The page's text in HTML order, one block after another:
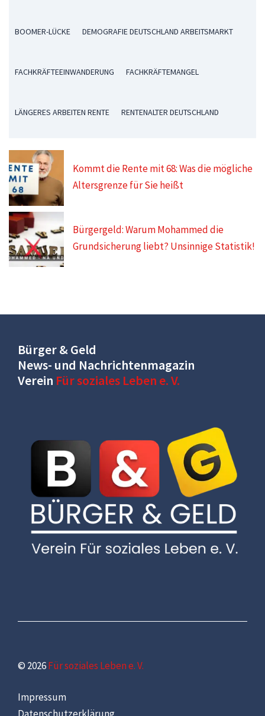
BOOMER-LÜCKE DEMOGRAFIE DEUTSCHLAND ARBEITSMARKT
FACHKRÄFTEEINWANDERUNG FACHKRÄFTEMANGEL
LÄNGERES ARBEITEN RENTE RENTENALTER DEUTSCHLAND
Kommt die Rente mit 68: Was die mögliche
Altersgrenze für Sie heißt
Bürgergeld: Warum Mohammed die
Grundsicherung liebt? Unsinnige Statistik!
Bürger & Geld
News- und Nachrichtenmagazin
Verein Für soziales Leben e. V.
© 2026Für soziales Leben e. V.
Impressum